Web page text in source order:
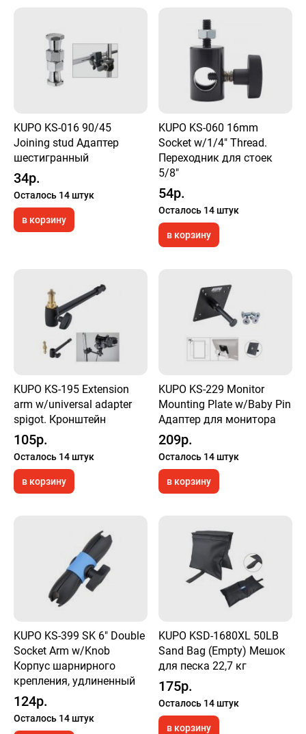
KUPO KS-016 90/45
Joining stud Адаптер
шестигранный
34р.
Осталось 14 штук
в корзину
KUPO KS-060 16mm
Socket w/1/4" Thread.
Переходник для стоек
5/8"
54р.
Осталось 14 штук
в корзину
KUPO KS-195 Extension
arm w/universal adapter
spigot. Кронштейн
105р.
Осталось 14 штук
в корзину
KUPO KS-229 Monitor
Mounting Plate w/Baby Pin
Адаптер для монитора
209р.
Осталось 14 штук
в корзину
KUPO KS-399 SK 6" Double
Socket Arm w/Knob
Корпус шарнирного
крепления, удлиненный
124р.
Осталось 14 штук
KUPO KSD-1680XL 50LB
Sand Bag (Empty) Мешок
для песка 22,7 кг
175р.
Осталось 14 штук
в корзину